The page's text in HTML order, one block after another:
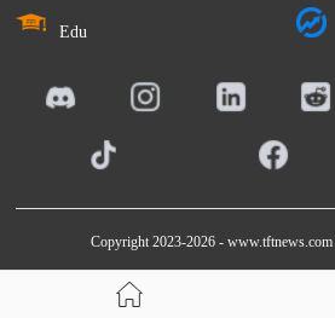
Edu
Copyright 2023-2026 - www.tftnews.com